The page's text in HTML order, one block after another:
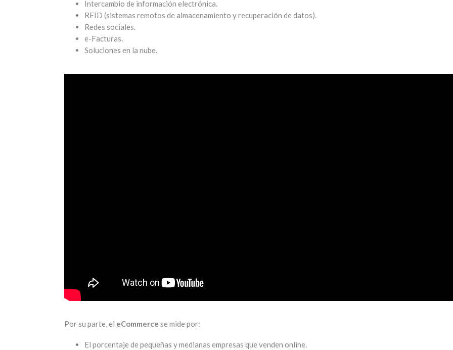
Intercambio de información electrónica.
RFID (sistemas remotos de almacenamiento y recuperación de datos).
Redes sociales.
e-Facturas.
Soluciones en la nube.
Por su parte, el eCommerce se mide por:
El porcentaje de pequeñas y medianas empresas que venden online.